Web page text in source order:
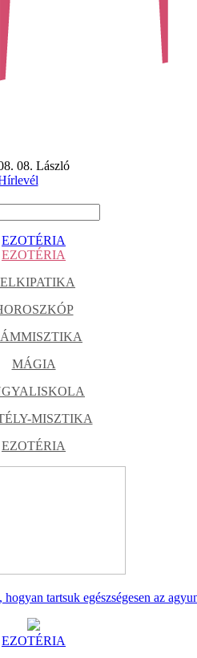
08. László
EZOTÉRIA
EZOTÉRIA
MÁGIA
MISZTIKA
EZOTÉRIA
tartsuk egészségesen az
EZOTÉRIA